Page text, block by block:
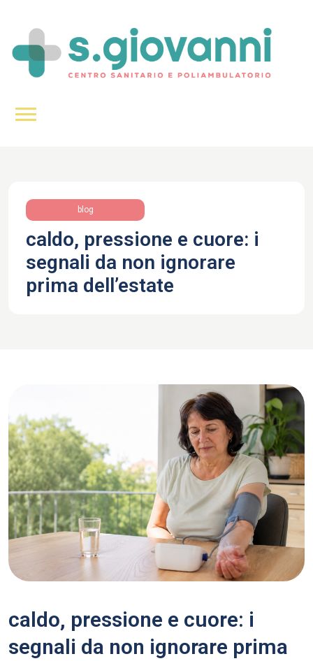
blog
caldo, pressione e cuore: i
segnali da non ignorare
prima dell’estate
caldo, pressione e cuore: i
segnali da non ignorare prima